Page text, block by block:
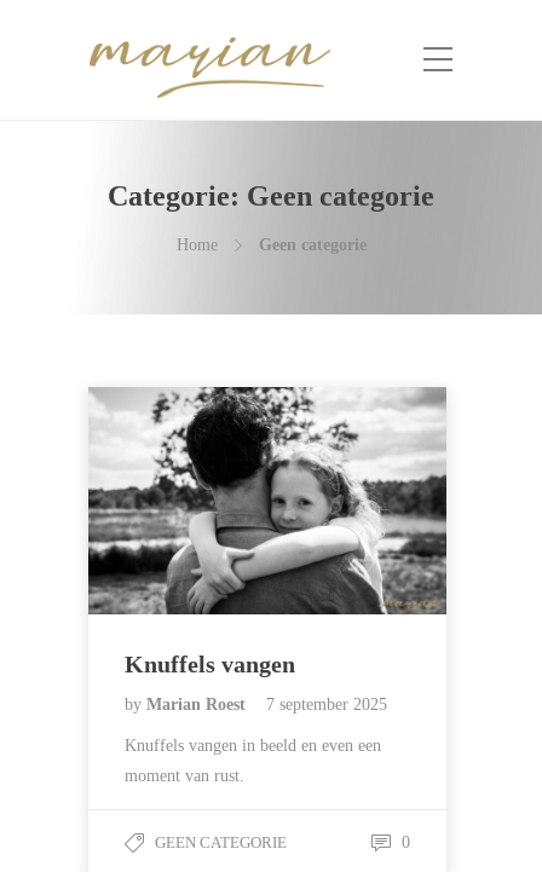
Categorie: Geen categorie
Home Geen categorie
Knuffels vangen
by Marian Roest 7 september 2025
Knuffels vangen in beeld en even een
moment van rust.
GEEN CATEGORIE 0